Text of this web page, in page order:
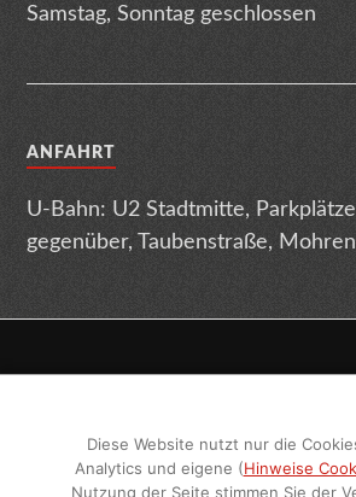
Samstag, Sonntag geschlossen
ANFAHRT
U-Bahn: U2 Stadtmitte,
gegenüber, Taubenstraße,
Sitemap
Diese Website nutzt nur die
Analytics und eigene (Hinweise
Nutzung der Seite stimmen Sie der